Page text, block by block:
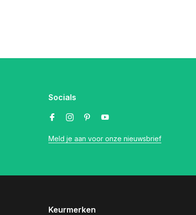
Socials
Meld je aan voor onze nieuwsbrief
Keurmerken